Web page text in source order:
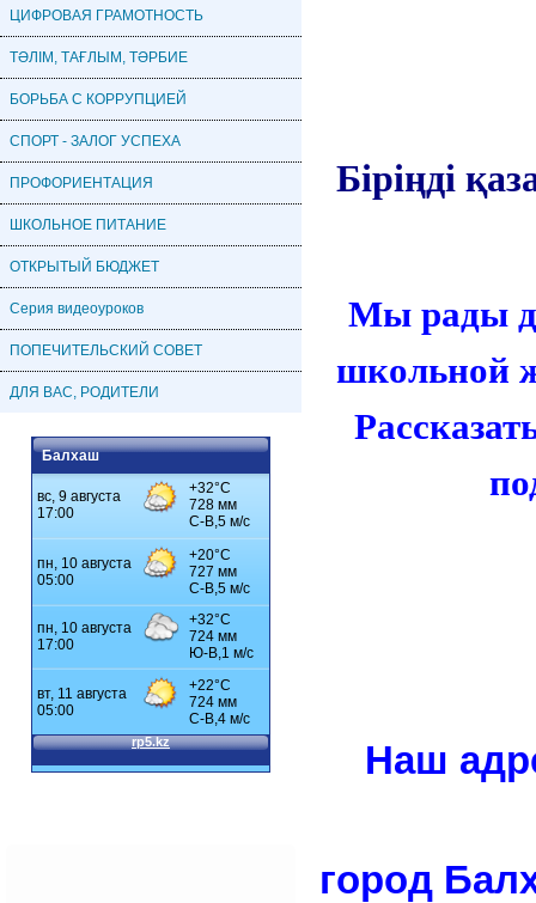
ЦИФРОВАЯ ГРАМОТНОСТЬ
ТӘЛІМ, ТАҒЛЫМ, ТӘРБИЕ
БОРЬБА С КОРРУПЦИЕЙ
СПОРТ - ЗАЛОГ УСПЕХА
ПРОФОРИЕНТАЦИЯ
ШКОЛЬНОЕ ПИТАНИЕ
ОТКРЫТЫЙ БЮДЖЕТ
Серия видеоуроков
ПОПЕЧИТЕЛЬСКИЙ СОВЕТ
ДЛЯ ВАС, РОДИТЕЛИ
Балхаш
Біріңді
Мы рады
школьной
Наш
город